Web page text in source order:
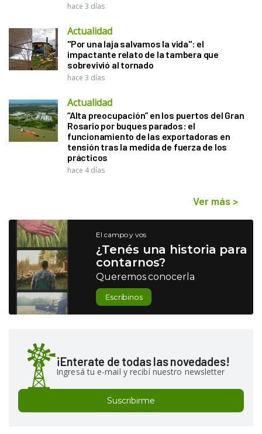
hace 3 días
Actualidad
"Por una laja salvamos la vida": el
impactante relato de la tambera que
sobrevivió al tornado
hace 3 días
Actualidad
“Alta preocupación” en los puertos del Gran
Rosario por buques parados: el
funcionamiento de las exportadoras en
tensión tras la medida de fuerza de los
prácticos
hace 4 días
Ver más >
El campo y vos
¿Tenés una historia para
contarnos?
Queremos conocerla
Escribinos
¡Enterate de todas las novedades!
Ingresá tu e-mail y recibí nuestro newsletter
Suscribirme